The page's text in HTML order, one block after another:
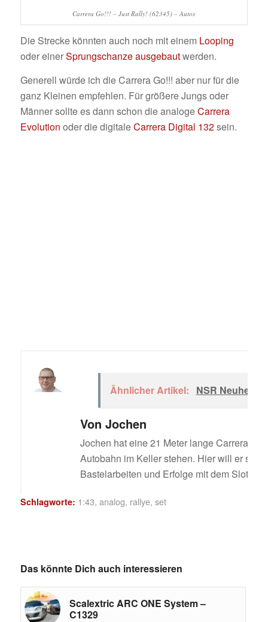
Carrera Go!!! – Just Rally! (62345) – Autos
Die Strecke könnten auch noch mit einem Looping
oder einerSprungschanzeausgebautwerden.
Generell würde ich die Carrera Go!!! aber nur für die
ganz Kleinen empfehlen. Für größere Jungs oder
Männer sollte es dann schon die analogeCarrera
Evolution oder die digitaleCarrera Digital 132sein.
Ähnlicher Artikel: NSR
Von Jochen
Jochen hat eine 21 Meter lange Carrera
Autobahn im Keller stehen. Hier will er
Bastelarbeiten und Erfolge mit dem Slotcar
Schlagworte: 1:43, analog, rallye, set
Das könnte Dich auch interessieren
Scalextric ARC ONE System –
C1329